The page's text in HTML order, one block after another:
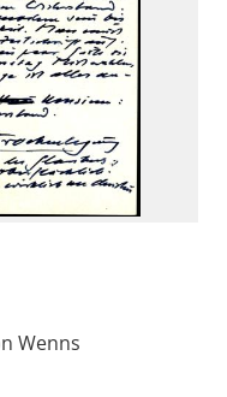
Wenns